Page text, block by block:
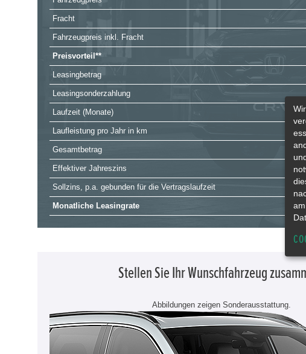
Fracht
Fahrzeugpreis inkl. Fracht
Preisvorteil**
Leasingbetrag
Leasingsonderzahlung
Laufzeit (Monate)
Laufleistung pro Jahr in km
Gesamtbetrag
Effektiver Jahreszins
Sollzins, p.a. gebunden für die Vertragslaufzeit
Monatliche Leasingrate
Stellen Sie Ihr Wunschfahrzeug
Abbildungen zeigen Sonderausstattung.